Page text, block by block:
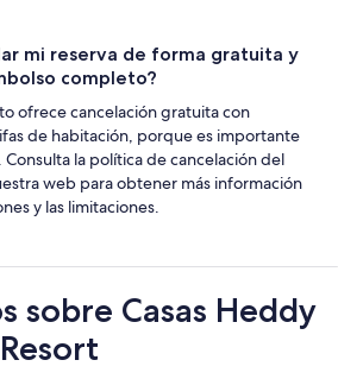
mi reserva de forma gratuita y
completo?
ofrece cancelación gratuita con
de habitación, porque es importante
la política de cancelación del
web para obtener más información
y las limitaciones.
sobre Casas Heddy